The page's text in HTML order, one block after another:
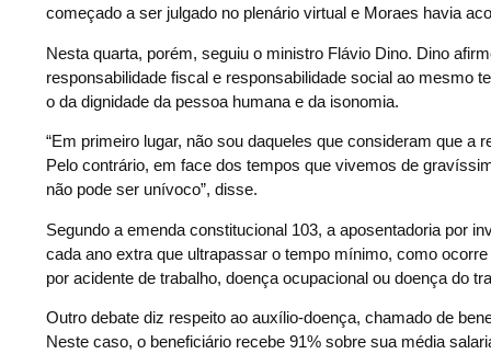
começado a ser julgado no plenário virtual e Moraes havia
Nesta quarta, porém, seguiu o ministro Flávio Dino. Dino
responsabilidade fiscal e responsabilidade social ao mesmo
o da dignidade da pessoa humana e da isonomia.
“Em primeiro lugar, não sou daqueles que consideram que
Pelo contrário, em face dos tempos que vivemos de
não pode ser unívoco”, disse.
Segundo a emenda constitucional 103, a aposentadoria por
cada ano extra que ultrapassar o tempo mínimo, como
por acidente de trabalho, doença ocupacional ou doença do
Outro debate diz respeito ao auxílio-doença, chamado de
Neste caso, o beneficiário recebe 91% sobre sua média